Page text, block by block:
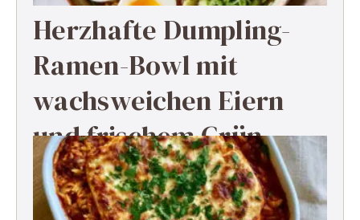
Herzhafte Dumpling-
Ramen-Bowl mit
wachsweichen Eiern
und frischem Grün